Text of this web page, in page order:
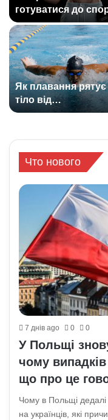
готуватися до
прості кроки, що
захищають тіло
перевантажень
Як плавання рятує
тіло від
перевантажень:
сенсаційні ефекти
водного спорту
Что нового
7 днів ago 0 0
У Польщі
чому випадків
що про це
Чому в Польщі
на українців, які